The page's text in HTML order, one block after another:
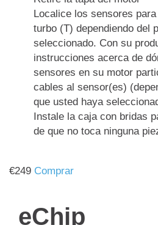
Localice los sensores
turbo (T) dependiendo del
seleccionado. Con su
instrucciones acerca de
sensores en su motor
cables al sensor(es)
que usted haya
Instale la caja con bridas
de que no toca ninguna
€249 Comprar
eChip